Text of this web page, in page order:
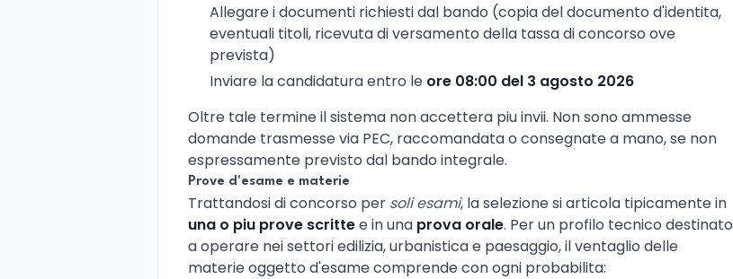
Allegare i documenti richiesti dal bando (copia del documento d'identita,
eventuali titoli, ricevuta di versamento della tassa di concorso ove
prevista)
Inviare la candidatura entro le ore 08:00 del 3 agosto 2026
Oltre tale termine il sistema non accettera piu invii. Non sono ammesse
domande trasmesse via PEC, raccomandata o consegnate a mano, se non
espressamente previsto dal bando integrale.
Prove d'esame e materie
Trattandosi di concorso per soli esami, la selezione si articola tipicamente in
una o piu prove scrittee in una prova orale. Per un profilo tecnico destinato
a operare nei settori edilizia, urbanistica e paesaggio, il ventaglio delle
materie oggetto d'esame comprende con ogni probabilita: